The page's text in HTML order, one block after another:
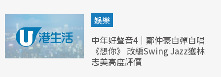
娛樂
中年好聲音4｜鄭仲豪自彈自唱
《想你》 改編Swing Jazz獲林
志美高度評價